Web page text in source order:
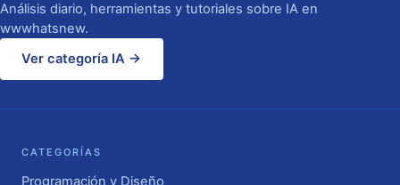
Análisis diario, herramientas y tutoriales sobre IA en
wwwhatsnew.
Ver categoría IA →
CATEGORÍAS
Programación y Diseño